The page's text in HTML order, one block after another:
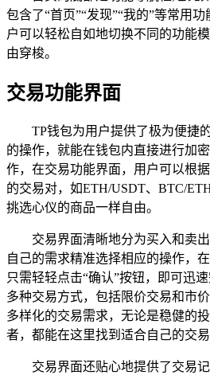
包含了“首页”“发现”“我的”等常用
户可以轻松自如地切换不同的功能
由穿梭。
交易功能界面
TP钱包为用户提供了极为便捷
的操作，就能在钱包内直接进行加
作，在交易功能界面，用户可以根
的交易对，如ETH/USDT、BTC/
挑选心仪的商品一样自由。
交易界面清晰地分为买入和卖
自己的需求精准选择相应的操作，
只需轻轻点击“确认”按钮，即可迅
多种交易方式，包括限价交易和市
多样化的交易需求，无论是稳健的
者，都能在这里找到适合自己的交易
交易界面还贴心地提供了交易